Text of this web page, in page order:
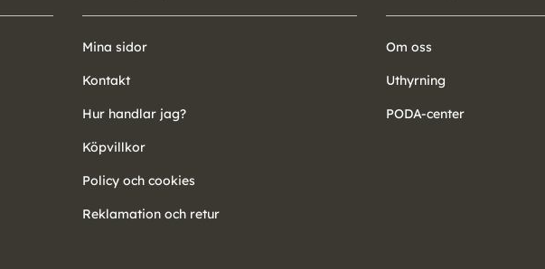
Mina sidor
Kontakt
Hur handlar jag?
Köpvillkor
Policy och cookies
Reklamation och retur
Om oss
Uthyrning
PODA-center